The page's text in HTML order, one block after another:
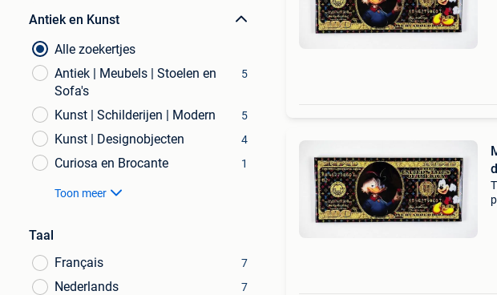
Antiek en Kunst
Alle zoekertjes
Antiek | Meubels | Stoelen en
Sofa's
5
Kunst | Schilderijen | Modern 5
Kunst | Designobjecten 4
Curiosa en Brocante 1
Toon meer
Taal
Français
7
Nederlands 7